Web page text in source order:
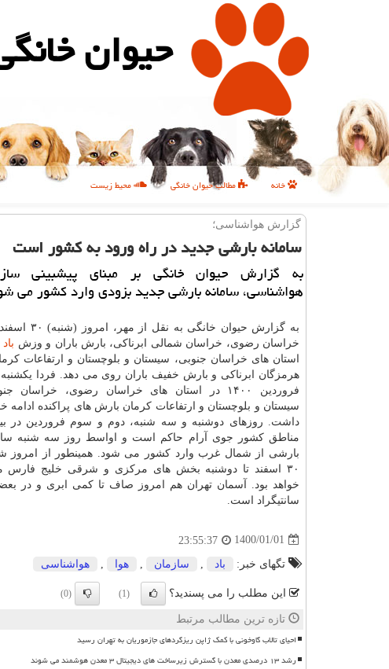
حیوان
خانه مطالب حیوان خانگی محیط زیست
گزارش هواشناسی؛
سامانه بارشی جدید در راه ورود به كشور است
به گزارش حیوان خانگی بر مبنای پیشبینی
هواشناسی، سامانه بارشی جدید بزودی وارد کشور می
به گزارش حیوان خانگی به نقل از
خراسان رضوی، خراسان شمالی ابرناکی، بارش باران و وزش باد
استان های خراسان جنوبی، سیستان و بلوچستان و ارتفاعات
هرمزگان ابرناکی و بارش خفیف باران روی می دهد. فردا یکشنبه
فروردین ۱۴۰۰ در استان های خراسان رضوی، خراسان
سیستان و بلوچستان و ارتفاعات کرمان بارش های پراکنده ادامه
داشت. روزهای دوشنبه و سه شنبه، دوم و سوم فروردین در
مناطق کشور جوی آرام حاکم است و اواسط روز سه شنبه
بارشی از شمال غرب وارد کشور می شود. همینطور از امروز
۳۰ اسفند تا دوشنبه بخش های مرکزی و شرقی خلیج فارس
سانتیگراد است.
1400/01/01
23:55:37
تگهای خبر: باد سازمان هوا هواشناسی
این مطلب را می پسندید؟ (1)
(0)
تازه ترین مطالب مرتبط
احیای تالاب گاوخونی با کمک ژاپن ریزگردهای جازموریان به تهران رسید
رشد ۱۳ درصدی معدن با گسترش زیرساخت های دیجیتال ۳ معدن هوشمند می شوند